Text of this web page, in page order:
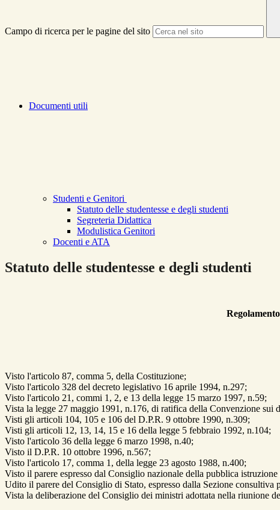
Campo di ricerca per le pagine del sito
Documenti utili
Studenti e Genitori
Statuto delle studentesse e degli studenti
Segreteria Didattica
Modulistica Genitori
Docenti e ATA
Statuto delle studentesse e degli studenti
Visto l'articolo 87, comma 5, della Costituzione;
Visto l'articolo 328 del decreto legislativo 16 aprile 1994, n.297;
Visto l'articolo 21, commi 1, 2, e 13 della legge 15 marzo 1997, n.59;
Vista la legge 27 maggio 1991, n.176, di ratifica della Convenzione
Visti gli articoli 104, 105 e 106 del D.P.R. 9 ottobre 1990, n.309;
Visti gli articoli 12, 13, 14, 15 e 16 della legge 5 febbraio 1992, n.104;
Visto l'articolo 36 della legge 6 marzo 1998, n.40;
Visto il D.P.R. 10 ottobre 1996, n.567;
Visto l'articolo 17, comma 1, della legge 23 agosto 1988, n.400;
Visto il parere espresso dal Consiglio nazionale della pubblica
Udito il parere del Consiglio di Stato, espresso dalla Sezione
Vista la deliberazione del Consiglio dei ministri adottata nella riunione